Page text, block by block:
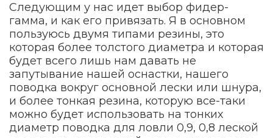
Следующим у нас идет выбор фидер-
гамма, и как его привязать. Я в основном
пользуюсь двумя типами резины, это
которая более толстого диаметра и которая
будет всего лишь нам давать не
запутывание нашей оснастки, нашего
поводка вокруг основной лески или шнура,
и более тонкая резина, которую все-таки
можно будет использовать на тонких
диаметр поводка для ловли 0,9, 0,8 леской